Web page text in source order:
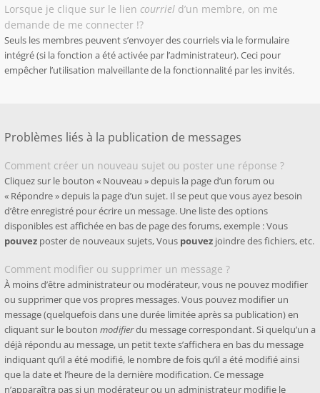
Lorsque je clique sur le lien courriel d’un membre, on me
demande de me connecter !?
Seuls les membres peuvent s’envoyer des courriels via le formulaire
intégré (si la fonction a été activée par l’administrateur). Ceci pour
empêcher l’utilisation malveillante de la fonctionnalité par les invités.
Problèmes liés à la publication de messages
Comment créer un nouveau sujet ou poster une réponse ?
Cliquez sur le bouton « Nouveau » depuis la page d’un forum ou
« Répondre » depuis la page d’un sujet. Il se peut que vous ayez besoin
d’être enregistré pour écrire un message. Une liste des options
disponibles est affichée en bas de page des forums, exemple : Vous
pouvez poster de nouveaux sujets, Vous pouvez joindre des fichiers, etc.
Comment modifier ou supprimer un message ?
À moins d’être administrateur ou modérateur, vous ne pouvez modifier
ou supprimer que vos propres messages. Vous pouvez modifier un
message (quelquefois dans une durée limitée après sa publication) en
cliquant sur le bouton modifierdu message correspondant. Si quelqu’un a
déjà répondu au message, un petit texte s’affichera en bas du message
indiquant qu’il a été modifié, le nombre de fois qu’il a été modifié ainsi
que la date et l’heure de la dernière modification. Ce message
n’apparaîtra pas si un modérateur ou un administrateur modifie le